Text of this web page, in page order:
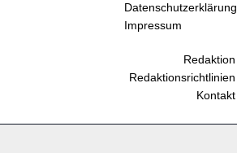
Datenschutzerklärung
Impressum
Redaktion
Redaktionsrichtlinien
Kontakt